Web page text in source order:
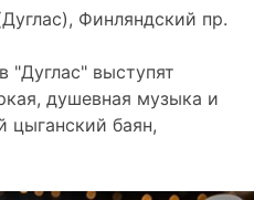
Финляндский пр.
выступят
душевная музыка и
цыганский баян,